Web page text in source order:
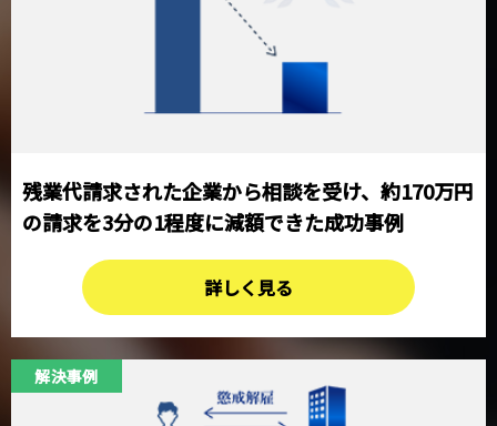
残業代請求された企業から相談を受け、約170万円
の請求を3分の1程度に減額できた成功事例
詳しく見る
解決事例